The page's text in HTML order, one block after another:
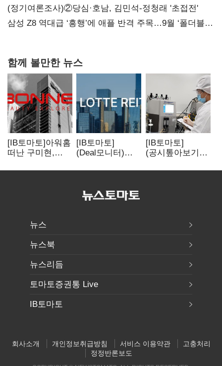
20년만에 '비상재정' 선언 승부수
(정기여론조사)②당심·호남, 김민석-정청래 '초접전'
삼성 Z8 역대급 ‘흥행’에 애플 반격 주목…9월 ‘폴더블
함께 볼만한 뉴스
[IB토마토]아워홈
떠난 구미현,
베팅…가족
[IB토마토]
(Deal모니터)
발행…빠듯한
대응
[IB토마토]
(공시톺아보기)
무엇이 '중요한
뉴스
뉴스북
뉴스리듬
토마토증권통 Live
IB토마토
회사소개 개인정보취급방침 서비스 이용약관
고충처리
정정반론보도